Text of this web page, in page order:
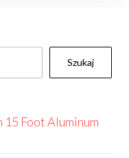
Szukaj
Foot Aluminum